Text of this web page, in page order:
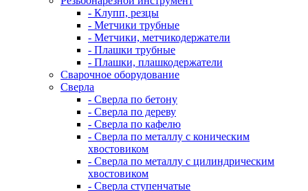
- Клупп, резцы
- Метчики трубные
- Метчики, метчикодержатели
- Плашки трубные
- Плашки, плашкодержатели
Сварочное оборудование
Сверла
- Сверла по бетону
- Сверла по дереву
- Сверла по кафелю
- Сверла по металлу с коническим
хвостовиком
- Сверла по металлу с цилиндрическим
хвостовиком
- Сверла ступенчатые